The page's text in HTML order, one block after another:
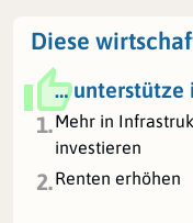
Diese
… unterstütze
1.Mehr in
investieren
2.Renten erhöhen